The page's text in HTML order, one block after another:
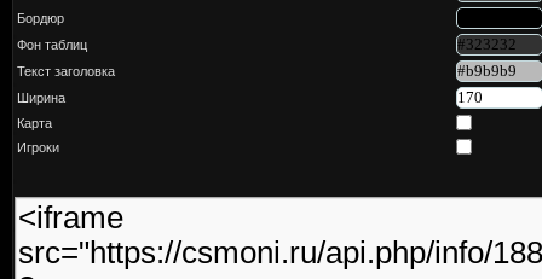
Бордюр
Фон таблиц
Текст заголовка
Ширина
Карта
Игроки